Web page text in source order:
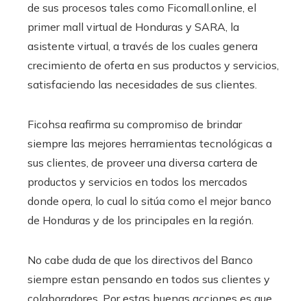
de sus procesos tales como Ficomall.online, el
primer mall virtual de Honduras y SARA, la
asistente virtual, a través de los cuales genera
crecimiento de oferta en sus productos y servicios,
satisfaciendo las necesidades de sus clientes.
Ficohsa reafirma su compromiso de brindar
siempre las mejores herramientas tecnológicas a
sus clientes, de proveer una diversa cartera de
productos y servicios en todos los mercados
donde opera, lo cual lo sitúa como el mejor banco
de Honduras y de los principales en la región.
No cabe duda de que los directivos del Banco
siempre estan pensando en todos sus clientes y